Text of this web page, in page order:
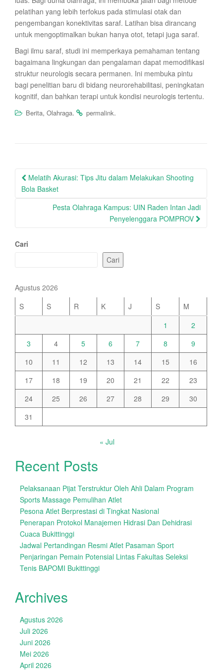
pelatihan yang lebih terfokus pada stimulasi otak dan
pengembangan konektivitas saraf. Latihan bisa dirancang
untuk mengoptimalkan bukan hanya otot, tetapi juga saraf.
Bagi ilmu saraf, studi ini memperkaya pemahaman tentang
bagaimana lingkungan dan pengalaman dapat memodifikasi
struktur neurologis secara permanen. Ini membuka pintu
bagi penelitian baru di bidang neurorehabilitasi, peningkatan
kognitif, dan bahkan terapi untuk kondisi neurologis tertentu.
Berita, Olahraga. permalink.
Post
navigation
Melatih Akurasi: Tips Jitu dalam Melakukan Shooting
Bola Basket
Pesta Olahraga Kampus: UIN Raden Intan Jadi
Penyelenggara POMPROV
Cari
Cari
Agustus 2026
S
S R K J S
M
1
2
3
4 5 6 7 8
9
10
11 12 13 14 15
16
17
18 19 20 21 22
23
24
25 26 27 28 29
30
31
« Jul
Recent Posts
Pelaksanaan Pijat Terstruktur Oleh Ahli Dalam Program
Sports Massage Pemulihan Atlet
Pesona Atlet Berprestasi di Tingkat Nasional
Penerapan Protokol Manajemen Hidrasi Dan Dehidrasi
Cuaca Bukittinggi
Jadwal Pertandingan Resmi Atlet Pasaman Sport
Penjaringan Pemain Potensial Lintas Fakultas Seleksi
Tenis BAPOMI Bukittinggi
Archives
Agustus 2026
Juli 2026
Juni 2026
Mei 2026
April 2026